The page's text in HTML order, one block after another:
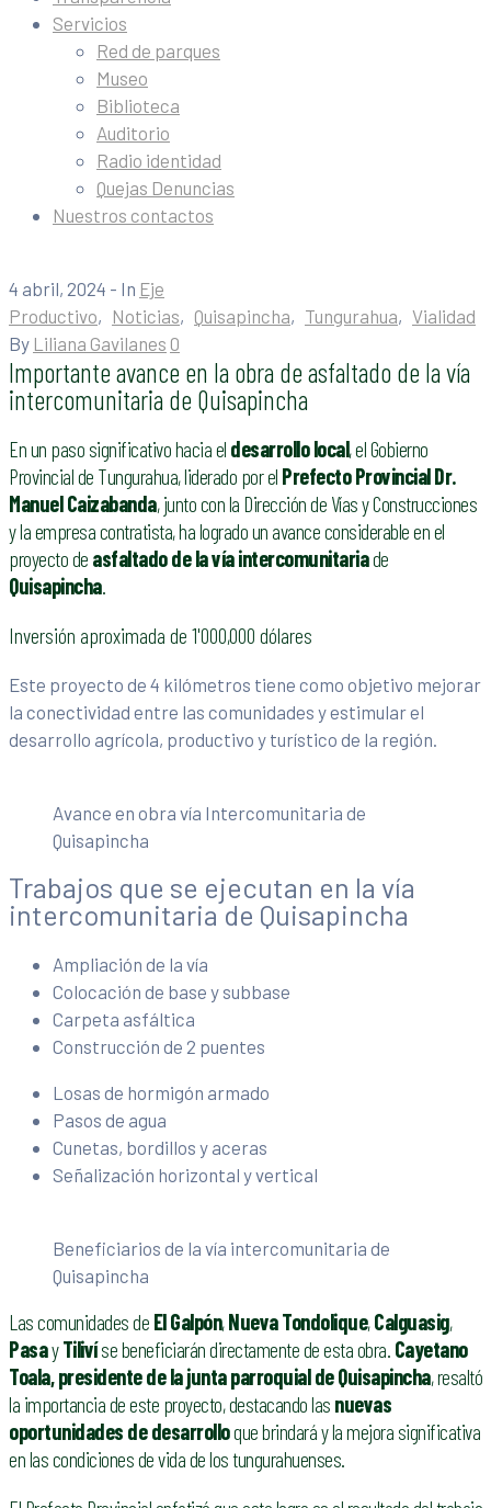
Servicios
Red de parques
Museo
Biblioteca
Auditorio
Radio identidad
Quejas Denuncias
Nuestros contactos
4 abril, 2024 - In Eje
Productivo‚ Noticias‚ Quisapincha‚ Tungurahua‚ Vialidad
By Liliana Gavilanes 0
Importante avance en la obra de asfaltado de la vía
intercomunitaria de Quisapincha
En un paso significativo hacia el desarrollo local, el Gobierno
Provincial de Tungurahua, liderado por el Prefecto Provincial Dr.
Manuel Caizabanda, junto con la Dirección de Vías y Construcciones
y la empresa contratista, ha logrado un avance considerable en el
proyecto de asfaltado de la vía intercomunitariade
Quisapincha.
Inversión aproximada de 1'000,000 dólares
Este proyecto de 4 kilómetros tiene como objetivo mejorar
la conectividad entre las comunidades y estimular el
desarrollo agrícola, productivo y turístico de la región.
Avance en obra vía Intercomunitaria de
Quisapincha
Trabajos que se ejecutan en la vía
intercomunitaria de Quisapincha
Ampliación de la vía
Colocación de base y subbase
Carpeta asfáltica
Construcción de 2 puentes
Losas de hormigón armado
Pasos de agua
Cunetas, bordillos y aceras
Señalización horizontal y vertical
Beneficiarios de la vía intercomunitaria de
Quisapincha
Las comunidades de El Galpón,Nueva Tondolique,Calguasig,
PasayTilivíse beneficiarán directamente de esta obra. Cayetano
Toala, presidente de la junta parroquial de Quisapincha, resaltó
la importancia de este proyecto, destacando las nuevas
oportunidades de desarrolloque brindará y la mejora significativa
en las condiciones de vida de los tungurahuenses.